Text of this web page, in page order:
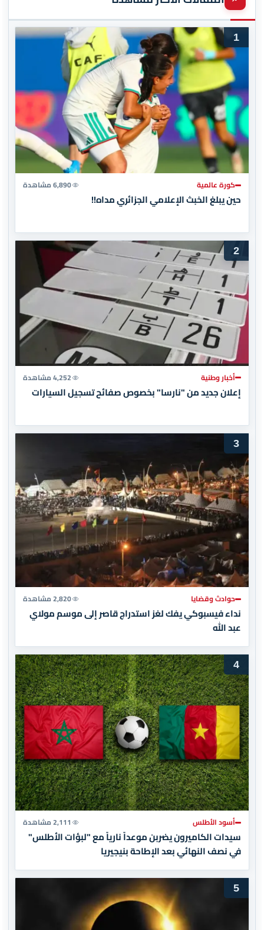
1
كورة عالمية 6,890 مشاهدة
حين يبلغ الخبث الإعلامي الجزائري مداه!!
2
أخبار وطنية 4,252 مشاهدة
إعلان جديد من "نارسا" بخصوص صفائح تسجيل السيارات
3
حوادث وقضايا 2,820 مشاهدة
نداء فيسبوكي يفك لغز استدراج قاصر إلى موسم مولاي
عبد الله
4
أسود الأطلس 2,111 مشاهدة
سيدات الكاميرون يضربن موعداً نارياً مع "لبؤات الأطلس"
في نصف النهائي بعد الإطاحة بنيجيريا
5